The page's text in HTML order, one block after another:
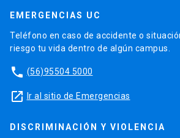
EMERGENCIAS UC
Teléfono en caso de accidente o
riesgo tu vida dentro de algún campus.
phone (56)95504 5000
launch Ir al sitio de Emergencias
DISCRIMINACIÓN Y VIOLENCIA